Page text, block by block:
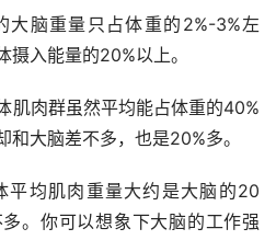
大脑重量只占体重的2%-3%左
入能量的20%以上。
肌肉群虽然平均能占体重的40%
大脑差不多，也是20%多。
平均肌肉重量大约是大脑的20
。你可以想象下大脑的工作强